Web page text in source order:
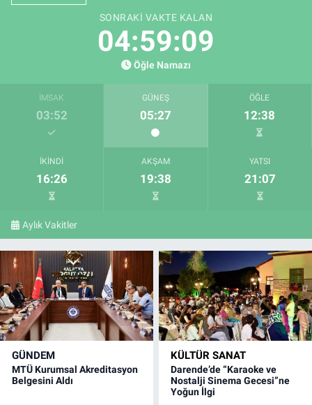
SONRAKI VAKTE KALAN
04:59:07
Öğle Namazı
İMSAK
03:52
GÜNEŞ
05:27
ÖĞLE
12:38
İKINDI
16:26
AKŞAM
19:38
YATSI
21:07
Aylık Vakitler
GÜNDEM
MTÜ Kurumsal Akreditasyon
Belgesini Aldı
KÜLTÜR SANAT
Darende’de “Karaoke ve
Nostalji Sinema Gecesi”ne
Yoğun İlgi